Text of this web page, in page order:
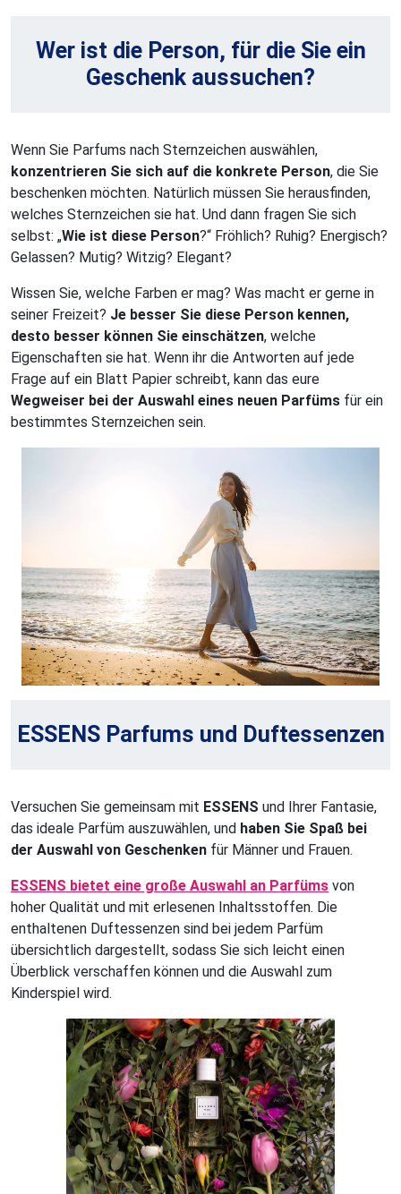
Wer ist die Person, für die Sie ein
Geschenk aussuchen?
Wenn Sie Parfums nach Sternzeichen auswählen,
konzentrieren Sie sich auf die konkrete Person, die Sie
beschenken möchten. Natürlich müssen Sie herausfinden,
welches Sternzeichen sie hat. Und dann fragen Sie sich
selbst: „Wie ist diese Person?“ Fröhlich? Ruhig? Energisch?
Gelassen? Mutig? Witzig? Elegant?
Wissen Sie, welche Farben er mag? Was macht er gerne in
seiner Freizeit? Je besser Sie diese Person kennen,
desto besser können Sie einschätzen, welche
Eigenschaften sie hat. Wenn ihr die Antworten auf jede
Frage auf ein Blatt Papier schreibt, kann das eure
Wegweiser bei der Auswahl eines neuen Parfüms für ein
bestimmtes Sternzeichen sein.
ESSENS Parfums und Duftessenzen
Versuchen Sie gemeinsam mit ESSENS und Ihrer Fantasie,
das ideale Parfüm auszuwählen, und haben Sie Spaß bei
der Auswahl von Geschenken für Männer und Frauen.
ESSENS bietet eine große Auswahl an Parfüms von
hoher Qualität und mit erlesenen Inhaltsstoffen. Die
enthaltenen Duftessenzen sind bei jedem Parfüm
übersichtlich dargestellt, sodass Sie sich leicht einen
Überblick verschaffen können und die Auswahl zum
Kinderspiel wird.